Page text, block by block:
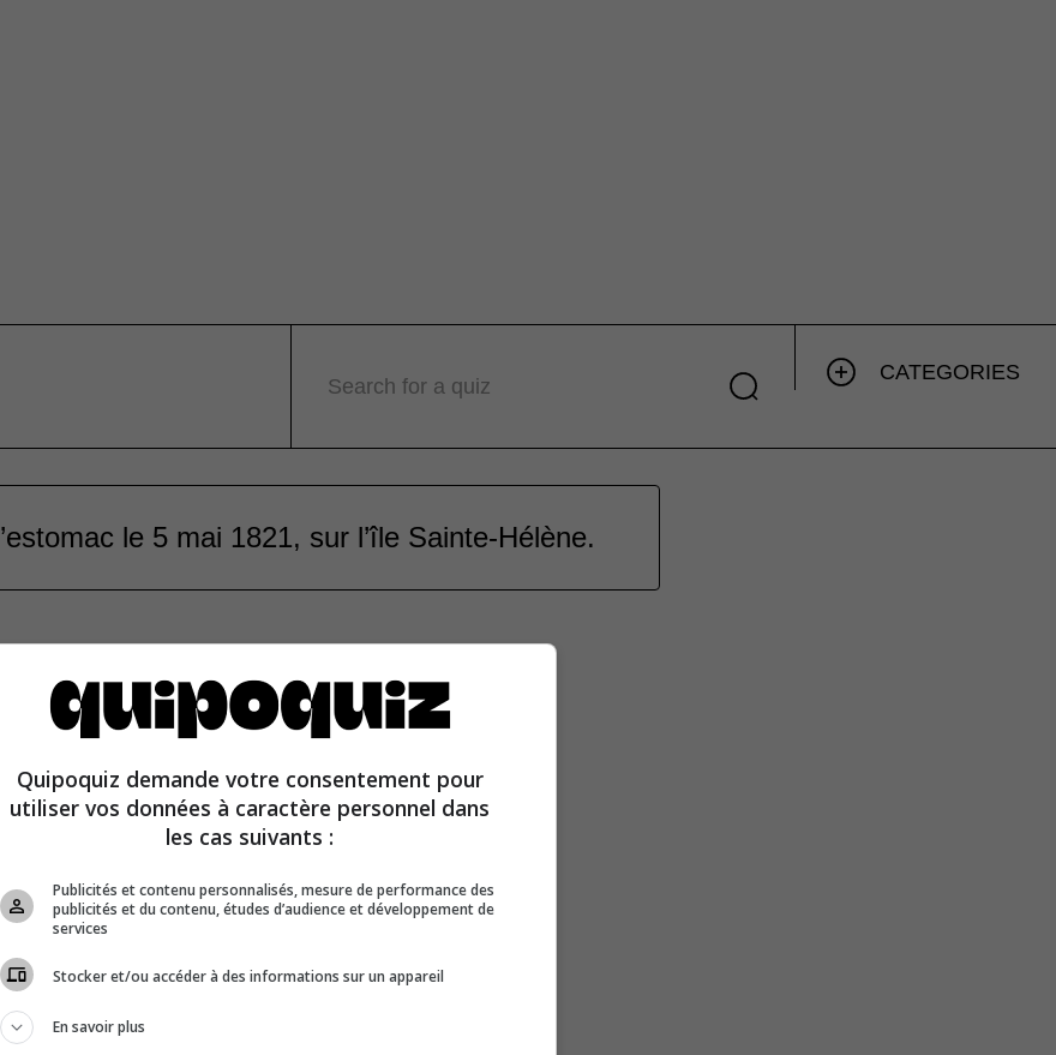
Search for a quiz
CATEGORIES
le 5 mai 1821, sur l’île Sainte-Hélène.
Quipoquiz demande votre consentement pour
utiliser vos données à caractère personnel dans
les cas suivants :
Publicités et contenu personnalisés, mesure de performance des
publicités et du contenu, études d’audience et développement de
services
Stocker et/ou accéder à des informations sur un appareil
En savoir plus